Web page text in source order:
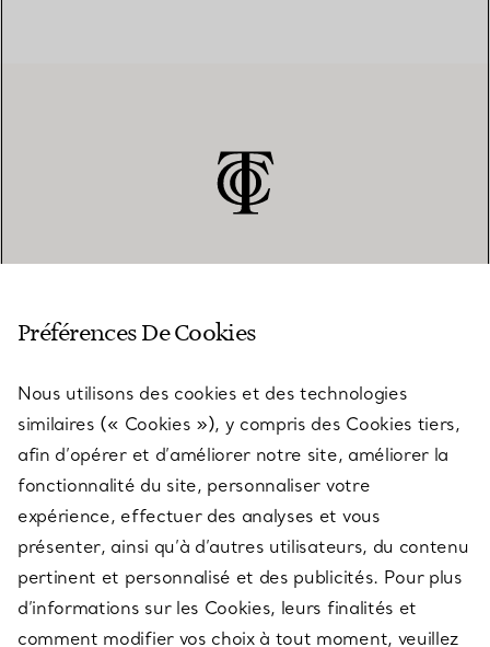
SERVICES
À PROPOS
QUESTIONS LÉGALES
Préférences De Cookies
Nous utilisons des cookies et des technologies
similaires (« Cookies »), y compris des Cookies tiers,
afin d’opérer et d’améliorer notre site, améliorer la
fonctionnalité du site, personnaliser votre
expérience, effectuer des analyses et vous
présenter, ainsi qu’à d’autres utilisateurs, du contenu
pertinent et personnalisé et des publicités. Pour plus
d’informations sur les Cookies, leurs finalités et
comment modifier vos choix à tout moment, veuillez